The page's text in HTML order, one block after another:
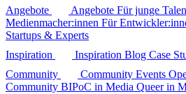
Angebote
Angebote Für junge
Medienmacher:innen Für
Startups & Experts
Inspiration
Inspiration Blog Case
Community
Community Events
Community BIPoC in Media Queer in